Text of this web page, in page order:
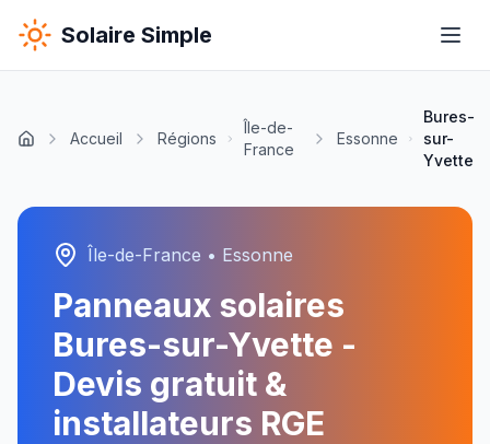
Solaire Simple
Accueil Régions
Île-de-
France
Essonne
Bures-
sur-
Yvette
Île-de-France • Essonne
Panneaux solaires
Bures-sur-Yvette -
Devis gratuit &
installateurs RGE